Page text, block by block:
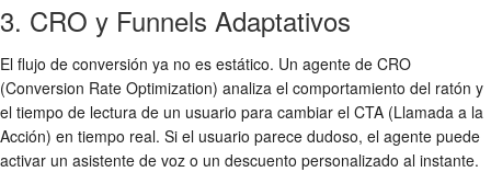
3. CRO y Funnels Adaptativos
El flujo de conversión ya no es estático. Un agente de CRO
(Conversion Rate Optimization) analiza el comportamiento del ratón y
el tiempo de lectura de un usuario para cambiar el CTA (Llamada a la
Acción) en tiempo real. Si el usuario parece dudoso, el agente puede
activar un asistente de voz o un descuento personalizado al instante.